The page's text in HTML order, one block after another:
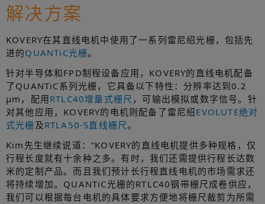
解决方案
KOVERY在其直线电机中使用了一系列雷尼绍光栅，包括先
进的QUANTiC光栅。
针对半导体和FPD制程设备应用，KOVERY的直线电机配备
了QUANTiC系列光栅，它具备以下特性：分辨率达到0.2
µm，配用RTLC40增量式栅尺 ，可输出模拟或数字信号。针
对其他应用，KOVERY的电机则配备了雷尼绍EVOLUTE绝对
式光栅及RTLA50-S直线栅尺。
Kim先生继续说道：“KOVERY的直线电机提供多种规格，仅
行程长度就有十余种之多。有时，我们还需提供行程长达数
米的定制产品。而且我们预计长行程直线电机的市场需求还
将持续增加。QUANTiC光栅的RTLC40钢带栅尺成卷供应，
我们可以根据每台电机的具体要求方便地将栅尺裁剪为所需